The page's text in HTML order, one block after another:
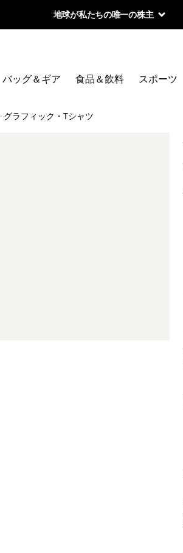
地球が私たちの唯一の株主
バッグ＆ギア 食品＆飲料 スポーツ
グラフィック・Tシャツ